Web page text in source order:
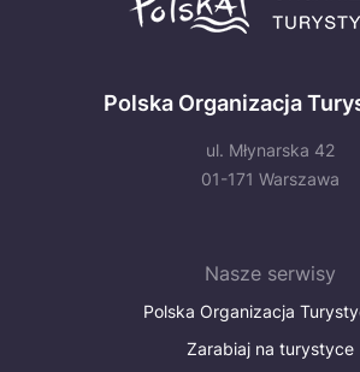
Polska Organizacja
ul. Młynarska 42
01-171 Warszawa
Nasze serwisy
Polska Organizacja
Zarabiaj na turystyce